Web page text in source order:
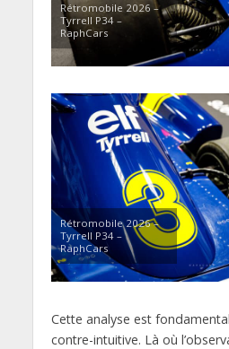
Rétromobile 2026 –
Tyrrell P34 –
RaphCars
Rétromobile 2026 –
Tyrrell P34 –
RaphCars
Cette analyse est
contre-intuitive. Là où